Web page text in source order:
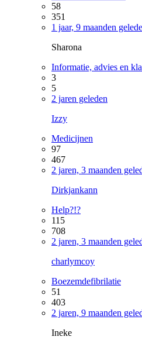
58
351
1 jaar, 9 maanden
Sharona
Informatie, advies en
3
5
2 jaren geleden
Izzy
Medicijnen
97
467
2 jaren, 3 maanden
Dirkjankann
Help?!?
115
708
2 jaren, 3 maanden
charlymcoy
Boezemdefibrilatie
51
403
2 jaren, 9 maanden
Ineke